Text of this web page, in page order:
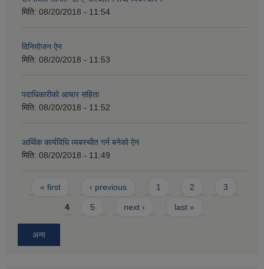
मिति: 08/20/2018 - 11:54
विनियोजन ऐन
मिति: 08/20/2018 - 11:53
पदाधिकारीको आचार सहिता
मिति: 08/20/2018 - 11:52
आर्थिक कार्यविधि व्यबस्थीत गर्न बनेको ऐन
मिति: 08/20/2018 - 11:49
Pages
« first ‹ previous 1 2 3
4 5 next › last »
अन्य